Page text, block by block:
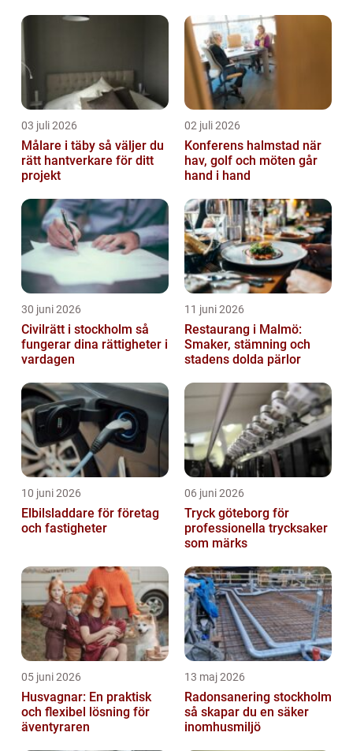
03 juli 2026
Målare i täby så väljer du
rätt hantverkare för ditt
projekt
02 juli 2026
Konferens halmstad när
hav, golf och möten går
hand i hand
30 juni 2026
Civilrätt i stockholm så
fungerar dina rättigheter i
vardagen
11 juni 2026
Restaurang i Malmö:
Smaker, stämning och
stadens dolda pärlor
10 juni 2026
Elbilsladdare för företag
och fastigheter
06 juni 2026
Tryck göteborg för
professionella trycksaker
som märks
05 juni 2026
Husvagnar: En praktisk
och flexibel lösning för
äventyraren
13 maj 2026
Radonsanering stockholm
så skapar du en säker
inomhusmiljö